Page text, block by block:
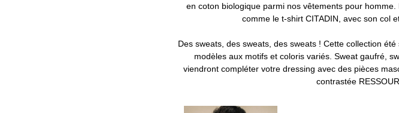
en coton biologique parmi nos vêtements pour
comme le t-shirt CITADIN, avec son col
Des sweats, des sweats, des sweats ! Cette collection été
modèles aux motifs et coloris variés. Sweat gaufré,
viendront compléter votre dressing avec des pièces
contrastée